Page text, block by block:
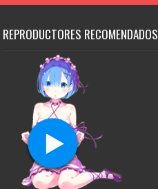
REPRODUCTORES RECOMENDADOS